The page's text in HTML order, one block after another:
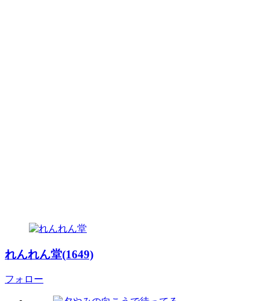
れんれん堂(1649)
フォロー